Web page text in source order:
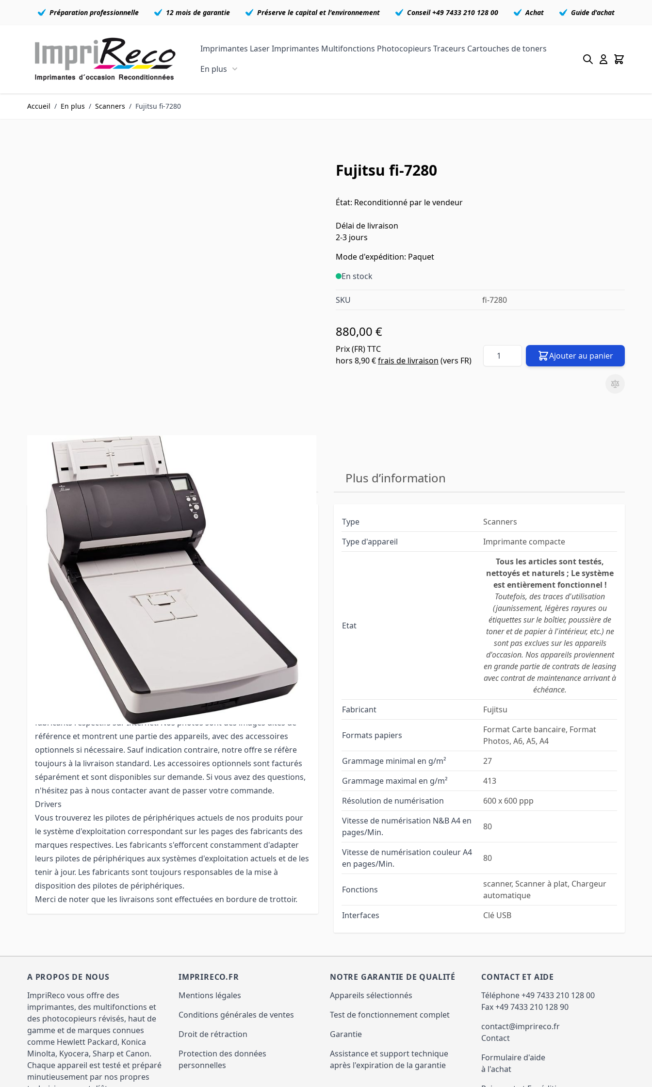
Préparation professionnelle 12 mois de garantie Préserve le capital et l'environnement Conseil +49 7433 210 128 00 Achat Guide d'achat
Imprimantes LaserImprimantes Multifonctions Photocopieurs Traceurs Cartouches de toners
En plus
Accueil / En plus / Scanners / Fujitsu fi-7280
Fujitsu fi-7280
État: Reconditionné par le vendeur
Délai de livraison
2-3 jours
Mode d'expédition: Paquet
En stock
SKU fi-7280
880,00 €
Prix (FR) TTC
hors 8,90 €frais de livraison (vers FR)
Quantité Ajouter au panier
Description /Fujitsu fi-7280
État
Sauf indication contraire, les articles que nous proposons sont des
appareils d'occasion de haute qualité. Tous les produits ont été testés
individuellement par nos techniciens et les pièces d'usure (comme les
rouleaux, les appareils de chauffage, etc.) ont été remplacées si nécessaire.
Bien entendu, nous veillons à ce que les marchandises quittent notre
entrepôt en parfait état de fonctionnement.
Contenu de la livraison
Les articles tels que celui décrit ci-dessus comprennent le cordon
d'alimentation. En revanche, les manuels des produits, les logiciels
d'installation et les pilotes de périphériques, ainsi que le câble de
connexion au PC ne sont pas inclus. Les pilotes et les manuels des
appareils peuvent être téléchargés gratuitement sur les sites web des
fabricants respectifs sur Internet. Nos photos sont des images dites de
référence et montrent une partie des appareils, avec des accessoires
optionnels si nécessaire. Sauf indication contraire, notre offre se réfère
toujours à la livraison standard. Les accessoires optionnels sont facturés
séparément et sont disponibles sur demande. Si vous avez des questions,
n'hésitez pas à nous contacter avant de passer votre commande.
Drivers
Vous trouverez les pilotes de périphériques actuels de nos produits pour
le système d'exploitation correspondant sur les pages des fabricants des
marques respectives. Les fabricants s'efforcent constamment d'adapter
leurs pilotes de périphériques aux systèmes d'exploitation actuels et de les
tenir à jour. Les fabricants sont toujours responsables de la mise à
disposition des pilotes de périphériques.
Merci de noter que les livraisons sont effectuées en bordure de trottoir.
Plus d’information
Type
Scanners
Type d'appareil
Imprimante compacte
Etat
Tous les articles sont testés,
nettoyés et naturels ; Le système
est entièrement fonctionnel !
Toutefois, des traces d'utilisation
(jaunissement, légères rayures ou
étiquettes sur le boîtier, poussière de
toner et de papier à l'intérieur, etc.) ne
sont pas exclues sur les appareils
d'occasion. Nos appareils proviennent
en grande partie de contrats de leasing
avec contrat de maintenance arrivant à
échéance.
Fabricant
Fujitsu
Formats papiers
Format Carte bancaire, Format
Photos, A6, A5, A4
Grammage minimal en g/m²
27
Grammage maximal en g/m²
413
Résolution de numérisation
600 x 600 ppp
Vitesse de numérisation N&B A4 en
pages/Min.
80
Vitesse de numérisation couleur A4
en pages/Min.
80
Fonctions
scanner, Scanner à plat, Chargeur
automatique
Interfaces
Clé USB
A PROPOS DE NOUS
ImpriReco vous offre des
imprimantes, des multifonctions et
des photocopieurs révisés, haut de
gamme et de marques connues
comme Hewlett Packard, Konica
Minolta, Kyocera, Sharp et Canon.
Chaque appareil est testé et préparé
minutieusement par nos propres
IMPRIRECO.FR
Mentions légales
Conditions générales de ventes
Droit de rétraction
Protection des données
personnelles
NOTRE GARANTIE DE QUALITÉ
Appareils sélectionnés
Test de fonctionnement complet
Garantie
Assistance et support technique
après l'expiration de la garantie
CONTACT ET AIDE
Téléphone +49 7433 210 128 00
Fax +49 7433 210 128 90
contact@imprireco.fr
Contact
Formulaire d'aide
à l'achat